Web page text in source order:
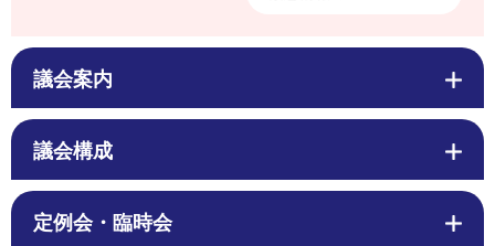
議会案内
議会構成
定例会・臨時会